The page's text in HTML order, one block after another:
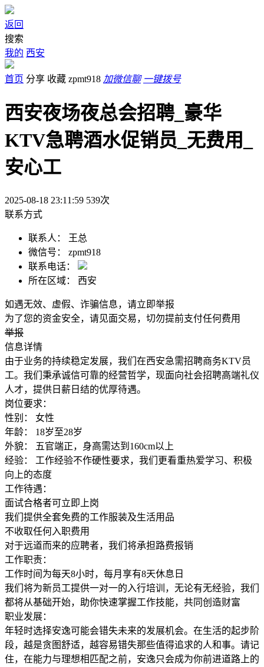
返回
搜索
我的 西安
首页 分享 收藏 zpmt918 加微信聊 一键拨号
西安夜场夜总会招聘_豪华
KTV急聘酒水促销员_无费用_
安心工
2025-08-18 23:11:59 539次
联系方式
联系人：
王总
微信号：
zpmt918
联系电话：
所在区域：
西安
如遇无效、虚假、诈骗信息，请立即举报
为了您的资金安全，请见面交易，切勿提前支付任何费用
举报
信息详情
由于业务的持续稳定发展，我们在西安急需招聘商务KTV员
工。我们秉承诚信可靠的经营哲学，现面向社会招聘高端礼仪
人才，提供日薪日结的优厚待遇。
岗位要求：
性别： 女性
年龄： 18岁至28岁
外貌： 五官端正，身高需达到160cm以上
经验： 工作经验不作硬性要求，我们更看重热爱学习、积极
向上的态度
工作待遇：
面试合格者可立即上岗
我们提供全套免费的工作服装及生活用品
不收取任何入职费用
对于远道而来的应聘者，我们将承担路费报销
工作职责：
工作时间为每天8小时，每月享有8天休息日
我们将为新员工提供一对一的入行培训，无论有无经验，我们
都将从基础开始，助你快速掌握工作技能，共同创造财富
职业发展：
年轻时选择安逸可能会错失未来的发展机会。在生活的起步阶
段，越是贪图舒适，越容易错失那些值得追求的人和事。请记
住，在能力与理想相匹配之前，安逸只会成为你前进道路上的